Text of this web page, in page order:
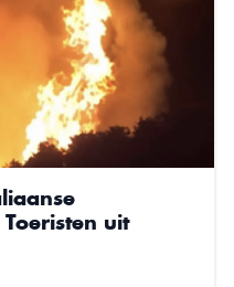
uit